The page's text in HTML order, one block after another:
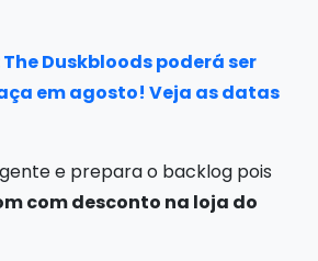
The Duskbloods poderá ser
em agosto! Veja as datas
e prepara o backlog pois
com desconto na loja do